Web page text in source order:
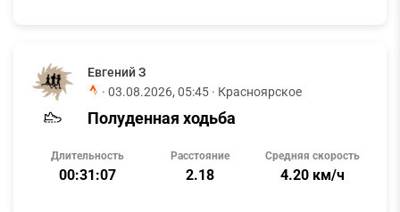
Евгений З
· 03.08.2026, 05:45 · Красноярское
Полуденная ходьба
Длительность
00:31:07
Расстояние
2.18
Средняя скорость
4.20 км/ч